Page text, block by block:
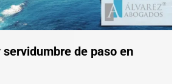
de paso en